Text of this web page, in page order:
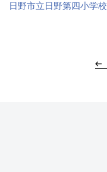
日野市立日野第四小学校